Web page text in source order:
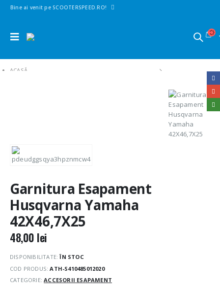
Bine ai venit pe SCOOTERSPEED.RO!
ACASĂ
Garnitura Esapament
Husqvarna Yamaha
42X46,7X25
48,00 lei
DISPONIBILITATE:ÎN STOC
COD PRODUS:ATH-S410485012020
CATEGORIE:ACCESORII ESAPAMENT